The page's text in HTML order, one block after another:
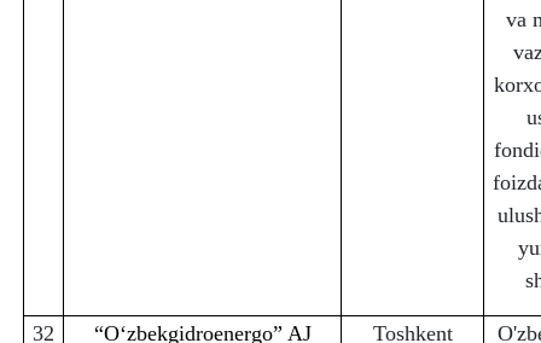
va
32 “Oʻzbekgidroenergo” AJ Toshkent